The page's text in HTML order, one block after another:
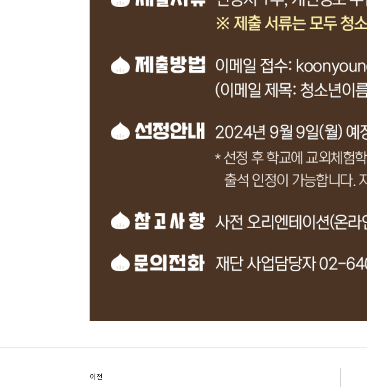
이전